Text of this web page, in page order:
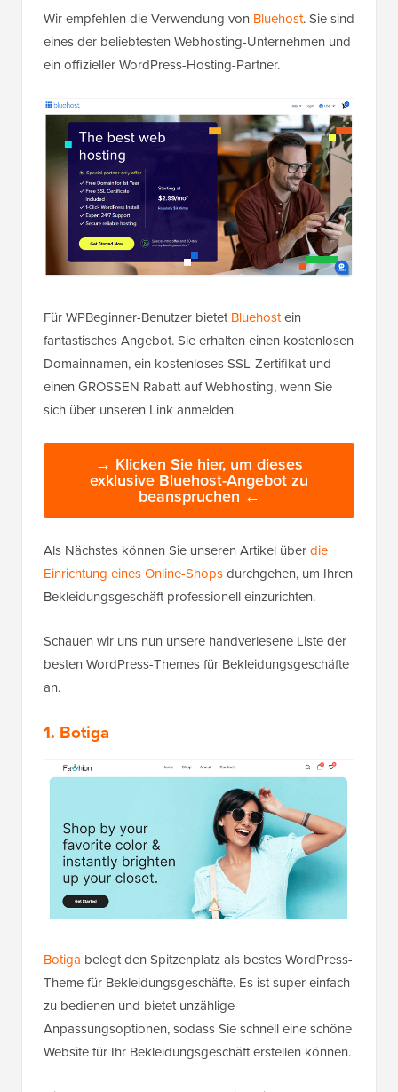
Wir empfehlen die Verwendung von Bluehost. Sie sind
eines der beliebtesten Webhosting-Unternehmen und
ein offizieller WordPress-Hosting-Partner.
Für WPBeginner-Benutzer bietetBluehostein
fantastisches Angebot. Sie erhalten einen kostenlosen
Domainnamen, ein kostenloses SSL-Zertifikat und
einen GROSSEN Rabatt auf Webhosting, wenn Sie
sich über unseren Link anmelden.
→ Klicken Sie hier, um dieses
exklusive Bluehost-Angebot zu
beanspruchen ←
Als Nächstes können Sie unseren Artikel überdie
Einrichtung eines Online-Shopsdurchgehen, um Ihren
Bekleidungsgeschäft professionell einzurichten.
Schauen wir uns nun unsere handverlesene Liste der
besten WordPress-Themes für Bekleidungsgeschäfte
an.
1. Botiga
Botiga belegt den Spitzenplatz als bestes WordPress-
Theme für Bekleidungsgeschäfte. Es ist super einfach
zu bedienen und bietet unzählige
Anpassungsoptionen, sodass Sie schnell eine schöne
Website für Ihr Bekleidungsgeschäft erstellen können.